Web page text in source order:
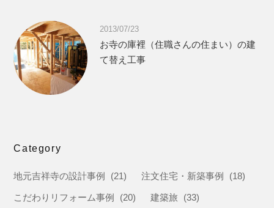
2013/07/23
お寺の庫裡（住職さんの住まい）の建
て替え工事
Category
地元吉祥寺の設計事例 (21) 注文住宅・新築事例 (18)
こだわりリフォーム事例 (20) 建築旅 (33)